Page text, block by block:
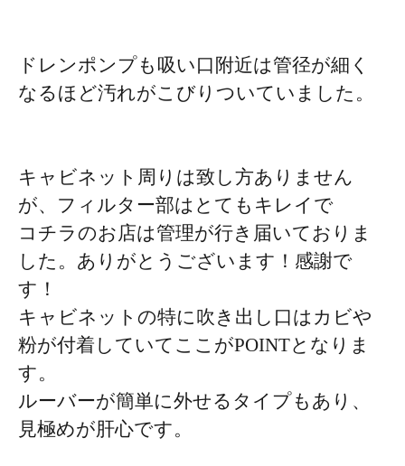
ドレンポンプも吸い口附近は管径が細く
なるほど汚れがこびりついていました。
キャビネット周りは致し方ありません
が、フィルター部はとてもキレイで
コチラのお店は管理が行き届いておりま
した。ありがとうございます！感謝で
す！
キャビネットの特に吹き出し口はカビや
粉が付着していてここがPOINTとなりま
す。
ルーバーが簡単に外せるタイプもあり、
見極めが肝心です。